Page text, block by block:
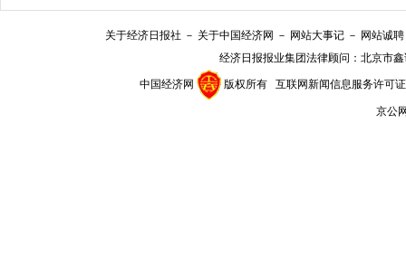
关于经济日报社 － 关于中国经济网 － 网站大事记 － 网站诚聘
经济日报报业集团法律顾问： 北京市
中国经济网 版权所有 互联网新闻信息服务许可
京公